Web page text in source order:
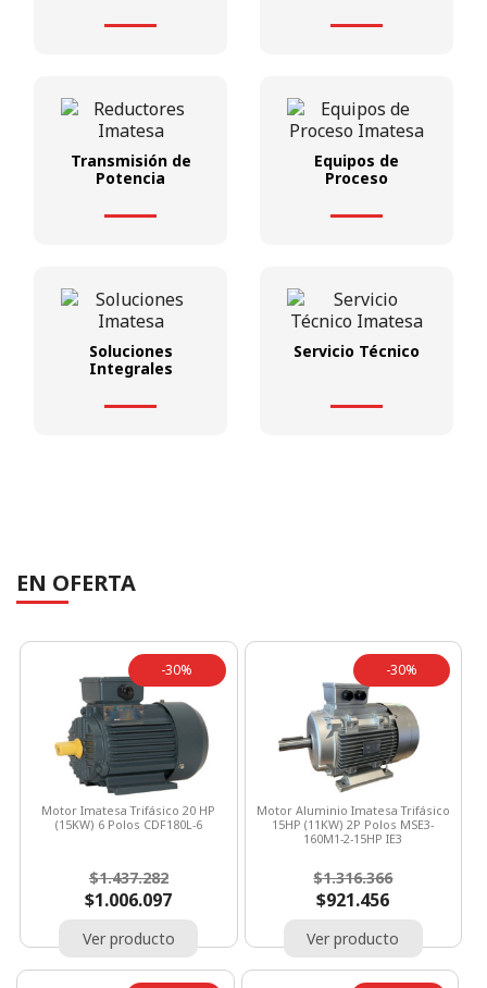
Transmisión de
Potencia
Equipos de
Proceso
Soluciones
Integrales
Servicio Técnico
EN OFERTA
Motor Imatesa Trifásico 20 HP
(15KW) 6 Polos CDF180L-6
$1.437.282
-30%
$1.006.097
Ver producto
Motor Aluminio Imatesa Trifásico
15HP (11KW) 2P Polos MSE3-
160M1-2-15HP IE3
$1.316.366
-30%
$921.456
Ver producto